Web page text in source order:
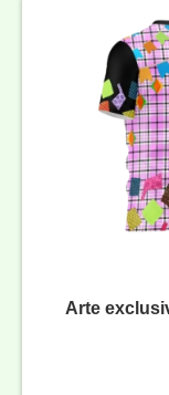
Arte